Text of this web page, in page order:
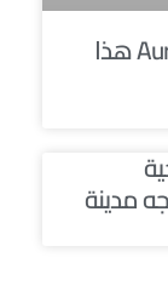
مهرجان هواة هاري بوتر في Aurora هذا